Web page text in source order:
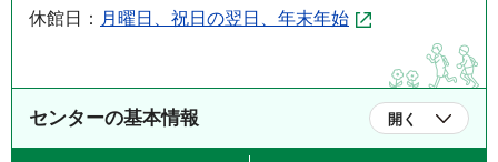
休館日： 月曜日、祝日の翌日、年末年始
センターの基本情報 開く